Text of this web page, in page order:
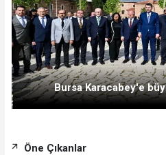
Bursa Karacabey'e
Öne Çıkanlar